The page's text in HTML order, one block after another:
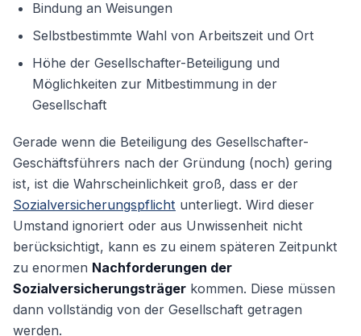
Bindung an Weisungen
Selbstbestimmte Wahl von Arbeitszeit und Ort
Höhe der Gesellschafter-Beteiligung und
Möglichkeiten zur Mitbestimmung in der
Gesellschaft
Gerade wenn die Beteiligung des Gesellschafter-
Geschäftsführers nach der Gründung (noch) gering
ist, ist die Wahrscheinlichkeit groß, dass er der
Sozialversicherungspflicht unterliegt. Wird dieser
Umstand ignoriert oder aus Unwissenheit nicht
berücksichtigt, kann es zu einem späteren Zeitpunkt
zu enormen Nachforderungen der
Sozialversicherungsträger kommen. Diese müssen
dann vollständig von der Gesellschaft getragen
werden.